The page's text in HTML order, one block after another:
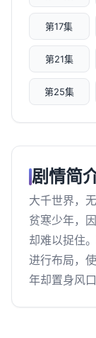
第17集
第21集
第25集
剧情简
大千世界，
贫寒少年，
却难以捉住
进行布局，
年却置身风